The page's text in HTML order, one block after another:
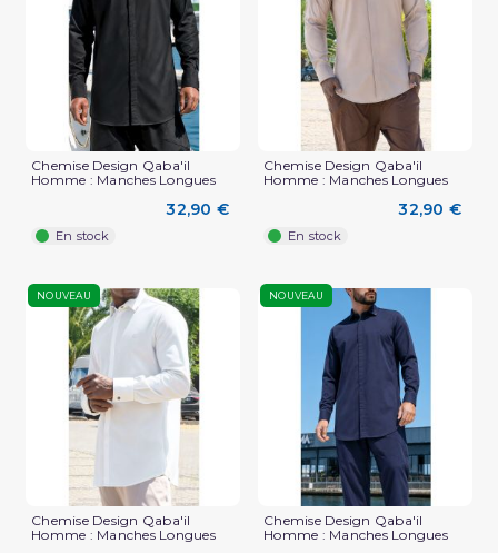
Chemise Design Qaba'il
Homme : Manches Longues
32,90 €
En stock
Chemise Design Qaba'il
Homme : Manches Longues
32,90 €
En stock
NOUVEAU
Chemise Design Qaba'il
Homme : Manches Longues
NOUVEAU
Chemise Design Qaba'il
Homme : Manches Longues